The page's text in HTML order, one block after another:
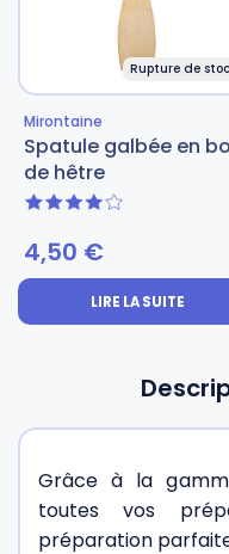
Rupture de
Mirontaine
Spatule galbée en
de hêtre
4 sur 5
4,50 €
LIRE LA SUITE
Grâce à la
toutes vos
préparation